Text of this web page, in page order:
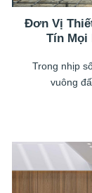
Đơn Vị
Tín Mọi
Trong nhịp
vuông